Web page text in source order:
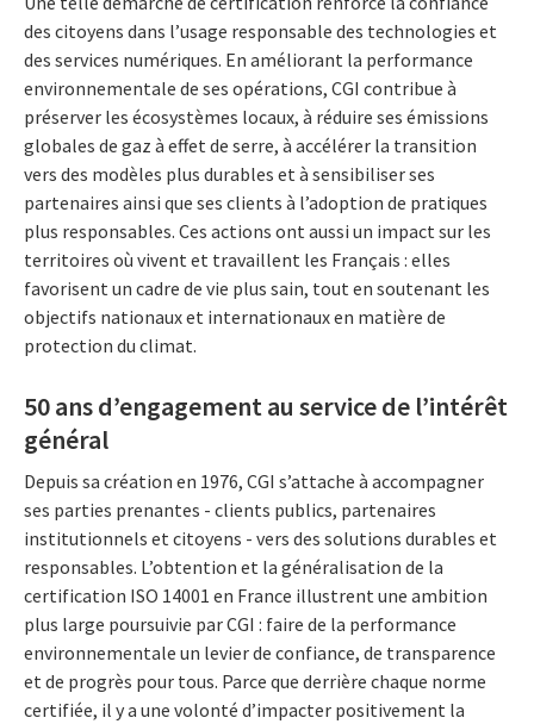
des citoyens dans l’usage responsable des technologies et
des services numériques. En améliorant la performance
environnementale de ses opérations, CGI contribue à
préserver les écosystèmes locaux, à réduire ses émissions
globales de gaz à effet de serre, à accélérer la transition
vers des modèles plus durables et à sensibiliser ses
partenaires ainsi que ses clients à l’adoption de pratiques
plus responsables. Ces actions ont aussi un impact sur les
territoires où vivent et travaillent les Français : elles
favorisent un cadre de vie plus sain, tout en soutenant les
objectifs nationaux et internationaux en matière de
protection du climat.
50 ans d’engagement au service de l’intérêt
général
Depuis sa création en 1976, CGI s’attache à accompagner
ses parties prenantes - clients publics, partenaires
institutionnels et citoyens - vers des solutions durables et
responsables. L’obtention et la généralisation de la
certification ISO 14001 en France illustrent une ambition
plus large poursuivie par CGI : faire de la performance
environnementale un levier de confiance, de transparence
et de progrès pour tous. Parce que derrière chaque norme
certifiée, il y a une volonté d’impacter positivement la